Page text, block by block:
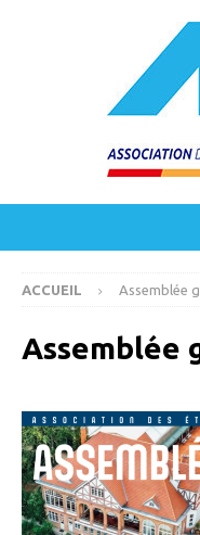
ACCUEIL Assemblée
Assemblée